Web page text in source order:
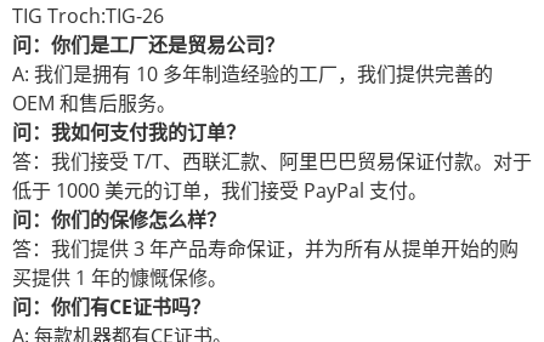
TIG Troch:TIG-26
问：你们是工厂还是贸易公司？
A: 我们是拥有 10 多年制造经验的工厂，我们提供完善的
OEM 和售后服务。
问：我如何支付我的订单？
答：我们接受 T/T、西联汇款、阿里巴巴贸易保证付款。对于
低于 1000 美元的订单，我们接受 PayPal 支付。
问：你们的保修怎么样？
答：我们提供 3 年产品寿命保证，并为所有从提单开始的购
买提供 1 年的慷慨保修。
问：你们有CE证书吗？
A: 每款机器都有CE证书。